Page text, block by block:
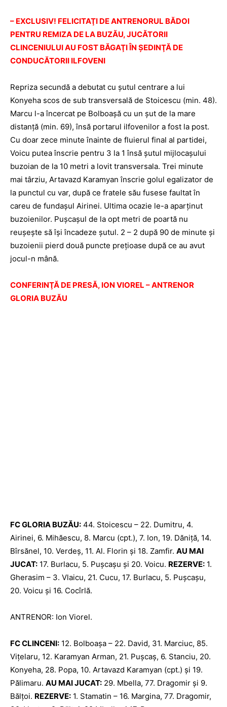
– EXCLUSIV! FELICITAŢI DE ANTRENORUL BĂDOI
PENTRU REMIZA DE LA BUZĂU, JUCĂTORII
CLINCENIULUI AU FOST BĂGAŢI ÎN ŞEDINŢĂ DE
CONDUCĂTORII ILFOVENI
Repriza secundă a debutat cu şutul centrare a lui
Konyeha scos de sub transversală de Stoicescu (min. 48).
Marcu l-a încercat pe Bolboaşă cu un şut de la mare
distanţă (min. 69), însă portarul ilfovenilor a fost la post.
Cu doar zece minute înainte de fluierul final al partidei,
Voicu putea înscrie pentru 3 la 1 însă şutul mijlocaşului
buzoian de la 10 metri a lovit transversala. Trei minute
mai târziu, Artavazd Karamyan înscrie golul egalizator de
la punctul cu var, după ce fratele său fusese faultat în
careu de fundaşul Airinei. Ultima ocazie le-a aparţinut
buzoienilor. Puşcaşul de la opt metri de poartă nu
reuşeşte să îşi încadeze şutul. 2 – 2 după 90 de minute şi
buzoienii pierd două puncte preţioase după ce au avut
jocul-n mână.
CONFERINŢĂ DE PRESĂ, ION VIOREL – ANTRENOR
GLORIA BUZĂU
FC GLORIA BUZĂU: 44. Stoicescu – 22. Dumitru, 4.
Airinei, 6. Mihăescu, 8. Marcu (cpt.), 7. Ion, 19. Dăniţă, 14.
Bîrsănel, 10. Verdeş, 11. Al. Florin şi 18. Zamfir. AU MAI
JUCAT: 17. Burlacu, 5. Puşcaşu şi 20. Voicu. REZERVE: 1.
Gherasim – 3. Vlaicu, 21. Cucu, 17. Burlacu, 5. Puşcaşu,
20. Voicu şi 16. Cocîrlă.
ANTRENOR: Ion Viorel.
FC CLINCENI: 12. Bolboaşa – 22. David, 31. Marciuc, 85.
Viţelaru, 12. Karamyan Arman, 21. Puşcaş, 6. Stanciu, 20.
Konyeha, 28. Popa, 10. Artavazd Karamyan (cpt.) şi 19.
Pălimaru. AU MAI JUCAT: 29. Mbella, 77. Dragomir şi 9.
Bălţoi. REZERVE: 1. Stamatin – 16. Margina, 77. Dragomir,